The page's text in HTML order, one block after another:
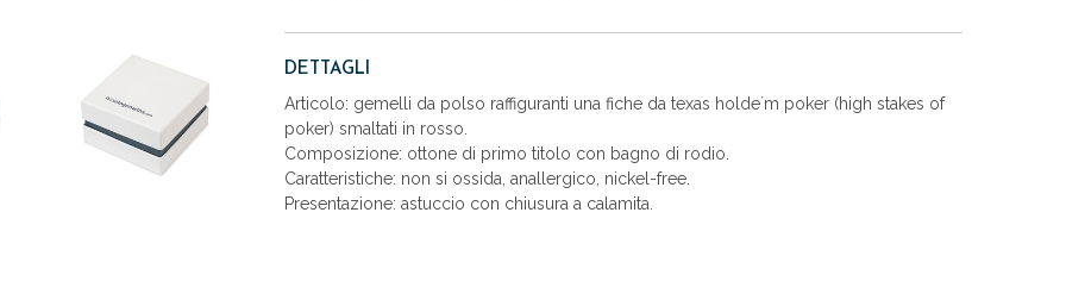
DETTAGLI
Articolo: gemelli da polso raffiguranti una fiche da texas holde´m poker (high stakes of
poker) smaltati in rosso.
Composizione: ottone di primo titolo con bagno di rodio.
Caratteristiche: non si ossida, anallergico, nickel-free.
Presentazione: astuccio con chiusura a calamita.